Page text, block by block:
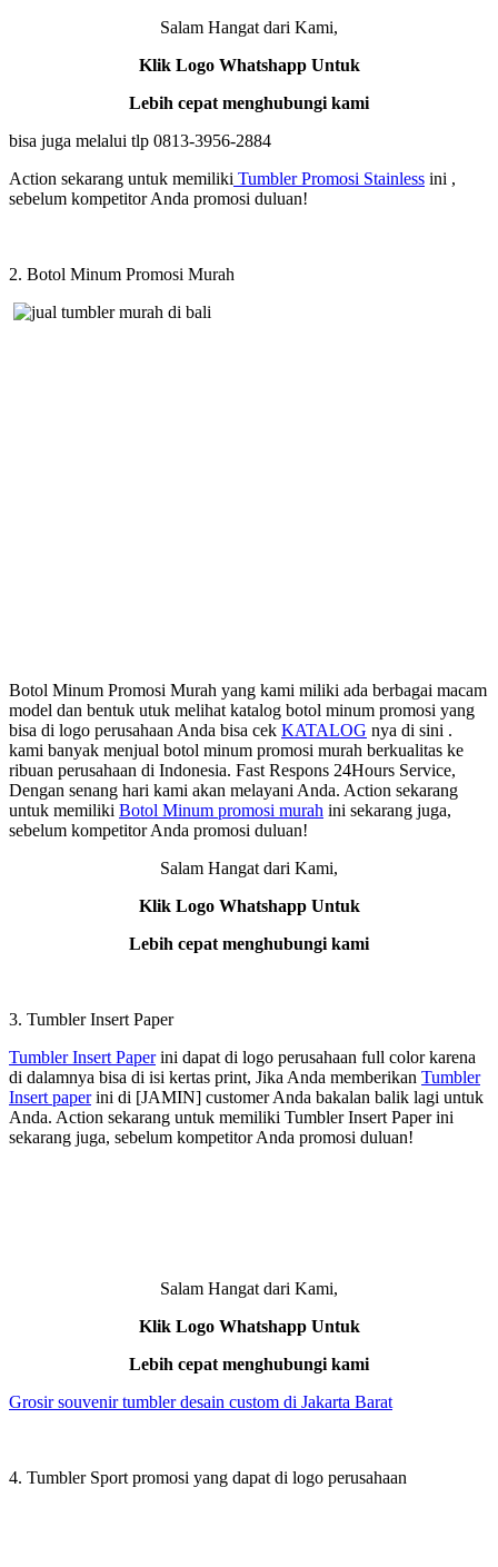
Salam Hangat dari Kami,
Klik Logo Whatshapp Untuk
Lebih cepat menghubungi kami
bisa juga melalui tlp 0813-3956-2884
Action sekarang untuk memiliki Tumbler Promosi Stainless ini ,
sebelum kompetitor Anda promosi duluan!
2. Botol Minum Promosi Murah
Botol Minum Promosi Murah yang kami miliki ada berbagai macam
model dan bentuk utuk melihat katalog botol minum promosi yang
bisa di logo perusahaan Anda bisa cek KATALOG nya di sini .
kami banyak menjual botol minum promosi murah berkualitas ke
ribuan perusahaan di Indonesia. Fast Respons 24Hours Service,
Dengan senang hari kami akan melayani Anda. Action sekarang
untuk memiliki Botol Minum promosi murah ini sekarang juga,
sebelum kompetitor Anda promosi duluan!
Salam Hangat dari Kami,
Klik Logo Whatshapp Untuk
Lebih cepat menghubungi kami
3. Tumbler Insert Paper
Tumbler Insert Paperini dapat di logo perusahaan full color karena
di dalamnya bisa di isi kertas print, Jika Anda memberikan Tumbler
Insert paperini di [JAMIN] customer Anda bakalan balik lagi untuk
Anda. Action sekarang untuk memiliki Tumbler Insert Paper ini
sekarang juga, sebelum kompetitor Anda promosi duluan!
Salam Hangat dari Kami,
Klik Logo Whatshapp Untuk
Lebih cepat menghubungi kami
Grosir souvenir tumbler desain custom di Jakarta Barat
4. Tumbler Sport promosi yang dapat di logo perusahaan